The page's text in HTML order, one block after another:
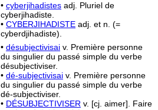
• cyberjihadistes adj. Pluriel de
cyberjihadiste.
• CYBERJIHADISTE adj. et n. (=
cyberdjihadiste).
• désubjectivisai v. Première personne
du singulier du passé simple du verbe
désubjectiviser.
• dé-subjectivisai v. Première personne
du singulier du passé simple du verbe
dé-subjectiviser.
• DÉSUBJECTIVISER v. [cj. aimer]. Faire